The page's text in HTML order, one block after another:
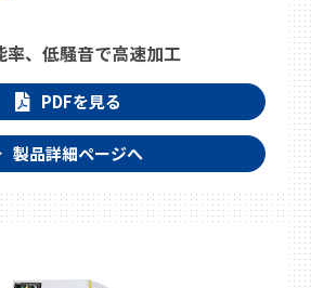
率、低騒音で高速加工
PDFを見る
製品詳細ページへ